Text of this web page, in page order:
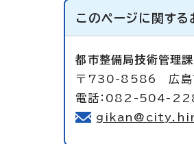
このページに関する
都市整備局技術管理
〒730-8586 広島市
電話：082-504-